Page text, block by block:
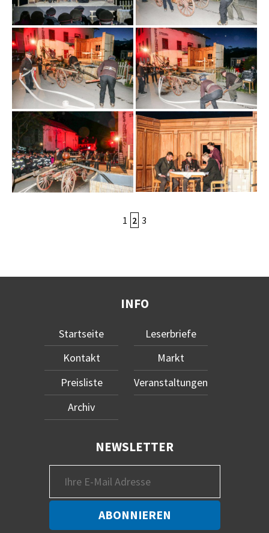
1 2 3
INFO
Startseite
Kontakt
Preisliste
Archiv
Leserbriefe
Markt
Veranstaltungen
NEWSLETTER